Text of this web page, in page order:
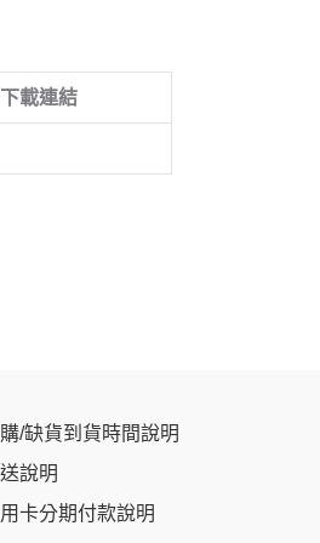
下載連結
/缺貨到貨時間說明
說明
卡分期付款說明